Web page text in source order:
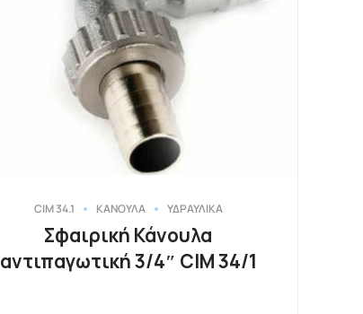
CIM 34.1 ΚΑΝΟΥΛΑ ΥΔΡΑΥΛΙΚΑ
Σφαιρική Κάνουλα
αντιπαγωτική 3/4″ CIM 34/1